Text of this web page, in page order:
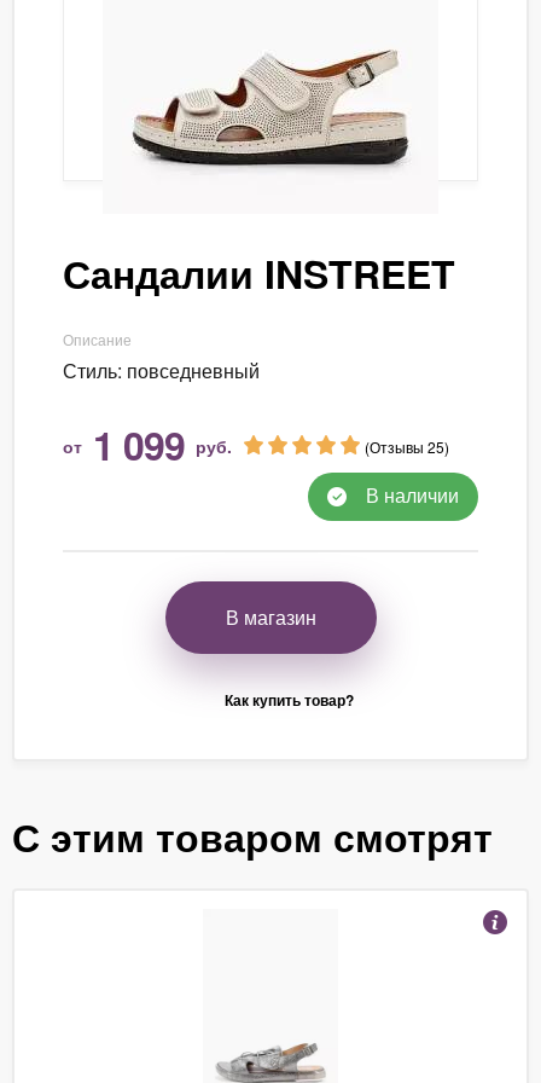
Сандалии INSTREET
Описание
Стиль: повседневный
от 1 099 руб. (Отзывы 25)
В наличии
В магазин
Как купить товар?
С этим товаром смотрят